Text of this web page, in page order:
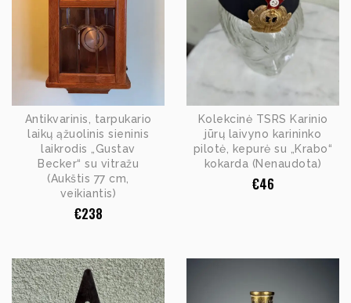
Antikvarinis, tarpukario
laikų ąžuolinis sieninis
laikrodis „Gustav
Becker“ su vitražu
(Aukštis 77 cm,
veikiantis)
€238
Kolekcinė TSRS Karinio
jūrų laivyno karininko
pilotė, kepurė su „Krabo“
kokarda (Nenaudota)
€46